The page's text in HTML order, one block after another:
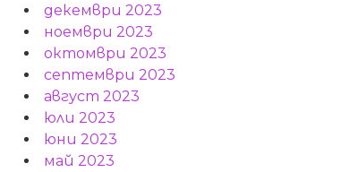
декември 2023
ноември 2023
октомври 2023
септември 2023
август 2023
юли 2023
юни 2023
май 2023